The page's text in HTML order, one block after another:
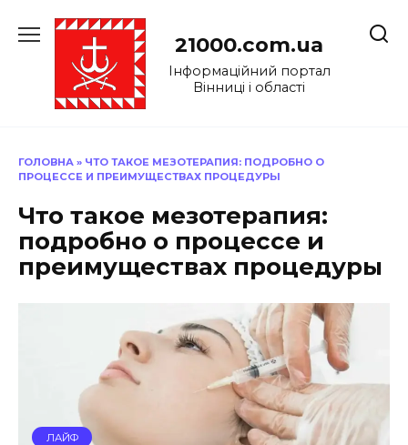
до
21000.com.ua
Інформаційний портал
Вінниці і області
ГОЛОВНА » ЧТО ТАКОЕ МЕЗОТЕРАПИЯ: ПОДРОБНО О
ПРОЦЕССЕ И ПРЕИМУЩЕСТВАХ ПРОЦЕДУРЫ
Что такое мезотерапия:
подробно о процессе и
преимуществах процедуры
ЛАЙФ